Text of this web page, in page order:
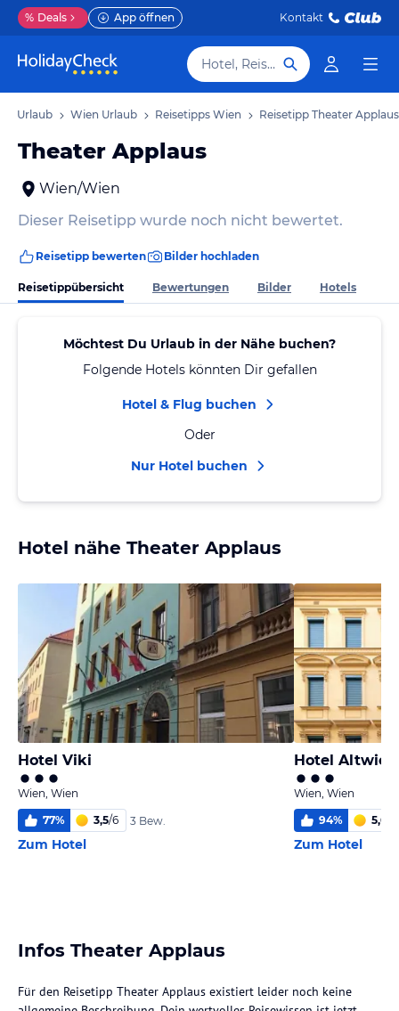
% Deals App öffnen Kontakt
Hotel, Reiseziel
Urlaub Wien Urlaub Reisetipps Wien Reisetipp Theater Applaus
Theater Applaus
Wien/Wien
Dieser Reisetipp wurde noch nicht bewertet.
Reisetipp bewerten Bilder hochladen
Reisetippübersicht Bewertungen Bilder Hotels
Möchtest Du Urlaub in der Nähe buchen?
Folgende Hotels könnten Dir gefallen
Hotel & Flug buchen
Oder
Nur Hotel buchen
Hotel nähe Theater Applaus
Hotel Viki
Wien, Wien
77% 3,5/6 3 Bew.
Zum Hotel
Hotel
Wien, Wien
94% 5,6
Zum Hotel
Infos Theater Applaus
Für den Reisetipp Theater Applaus existiert leider noch keine